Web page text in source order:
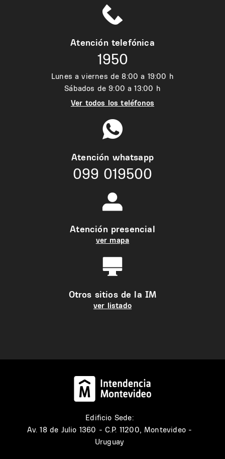
Atención telefónica
1950
Lunes a viernes de 8:00 a 19:00 h
Sábados de 9:00 a 13:00 h
Ver todos los teléfonos
Atención whatsapp
099 019500
Atención presencial
ver mapa
Otros sitios de la IM
ver listado
Edificio Sede:
Av. 18 de Julio 1360 - C.P. 11200, Montevideo -
Uruguay